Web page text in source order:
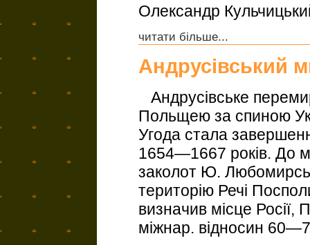
Олександр
читати більше...
Андрусівський
Андрусівське
Польщею за спиною
Угода стала
1654—1667 років. До
заколот Ю.
територію Речі
визначив місце Росії,
міжнар. відносин